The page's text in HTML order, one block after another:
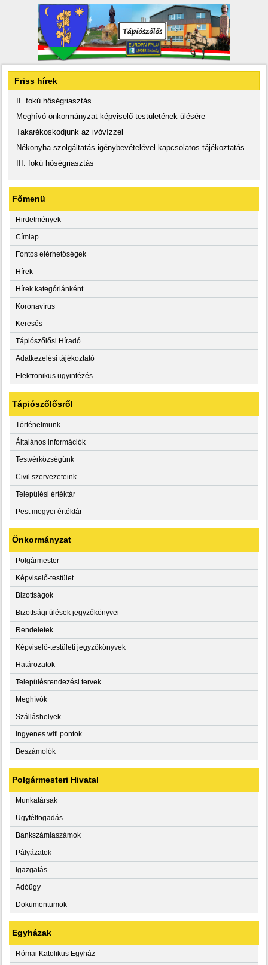
Friss hírek
II. fokú hőségriasztás
Meghívó önkormányzat képviselő-testületének ülésére
Takarékoskodjunk az ivóvízzel
Nékonyha szolgáltatás igénybevételével kapcsolatos tájékoztatás
III. fokú hőségriasztás
Főmenü
Hirdetmények
Címlap
Fontos elérhetőségek
Hírek
Hírek kategóriánként
Koronavírus
Keresés
Tápiószőlősi Híradó
Adatkezelési tájékoztató
Elektronikus ügyintézés
Tápiószőlősről
Történelmünk
Általános információk
Testvérközségünk
Civil szervezeteink
Települési értéktár
Pest megyei értéktár
Önkormányzat
Polgármester
Képviselő-testület
Bizottságok
Bizottsági ülések jegyzőkönyvei
Rendeletek
Képviselő-testületi jegyzőkönyvek
Határozatok
Településrendezési tervek
Meghívók
Szálláshelyek
Ingyenes wifi pontok
Beszámolók
Polgármesteri Hivatal
Munkatársak
Ügyfélfogadás
Bankszámlaszámok
Pályázatok
Igazgatás
Adóügy
Dokumentumok
Egyházak
Római Katolikus Egyház